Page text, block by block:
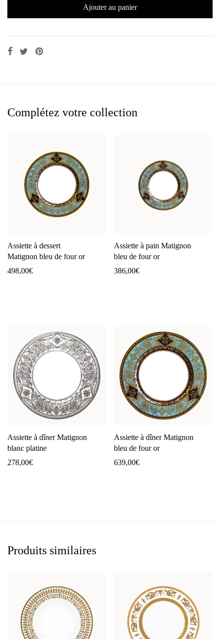
Ajouter au panier
Complétez votre collection
Assiette à dessert
Matignon bleu de four or
498,00€
Assiette à pain Matignon
bleu de four or
386,00€
Assiette à dîner Matignon
blanc platine
278,00€
Assiette à dîner Matignon
bleu de four or
639,00€
Produits similaires